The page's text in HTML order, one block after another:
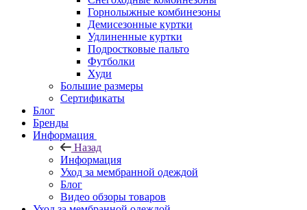
Горнолыжные комбинезоны
Демисезонные куртки
Удлиненные куртки
Подростковые пальто
Футболки
Худи
Большие размеры
Сертификаты
Блог
Бренды
Информация
Назад
Информация
Уход за мембранной одеждой
Блог
Видео обзоры товаров